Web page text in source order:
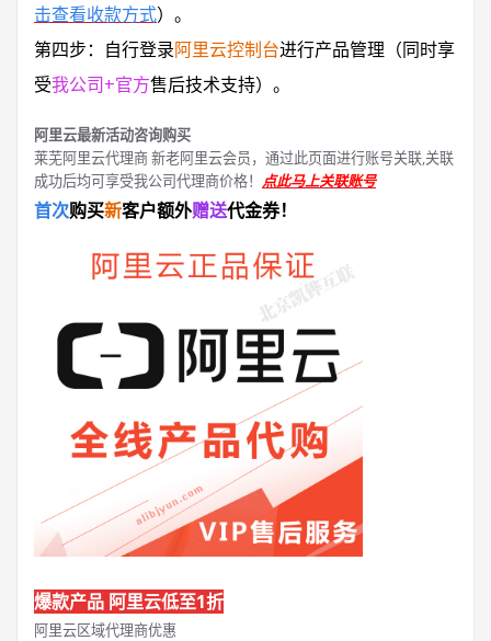
击查看收款方式）。
第四步：自行登录阿里云控制台进行产品管理（同时享
受我公司+官方售后技术支持）。
阿里云最新活动咨询购买
莱芜阿里云代理商 新老阿里云会员，通过此页面进行账号关联,关联
成功后均可享受我公司代理商价格！ 点此马上关联账号
首次购买新客户额外赠送代金券！
爆款产品 阿里云低至1折
阿里云区域代理商优惠